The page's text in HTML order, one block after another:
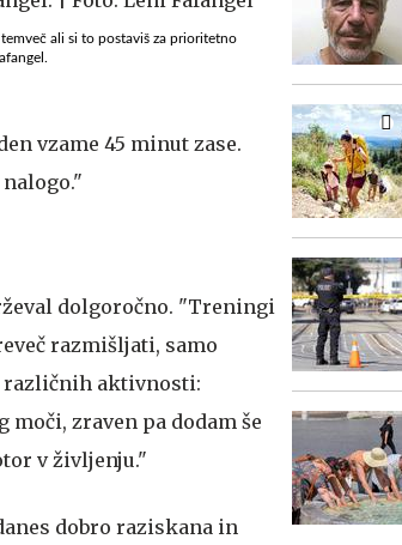
ali si to postaviš za prioritetno
vzame 45 minut zase.
dolgoročno. "Treningi
razmišljati, samo
različnih aktivnosti:
zraven pa dodam še
v življenju."